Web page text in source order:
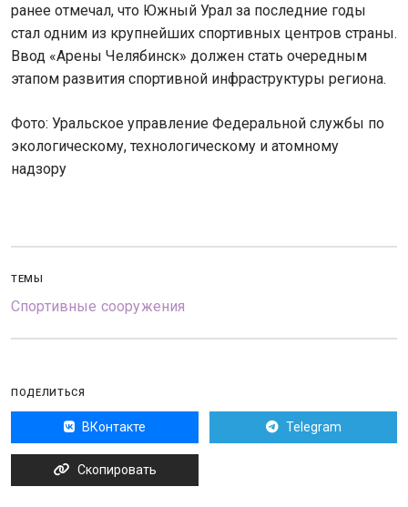
ранее отмечал, что Южный Урал за последние годы
стал одним из крупнейших спортивных центров страны.
Ввод «Арены Челябинск» должен стать очередным
этапом развития спортивной инфраструктуры региона.
Фото: Уральское управление Федеральной службы по
экологическому, технологическому и атомному
надзору
ТЕМЫ
Спортивные сооружения
ПОДЕЛИТЬСЯ
ВКонтакте Telegram
Скопировать